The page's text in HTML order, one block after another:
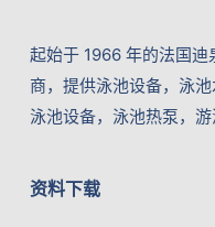
起始于 1966 年的法国
商，提供泳池设备，泳
泳池设备，泳池热泵，
资料下载